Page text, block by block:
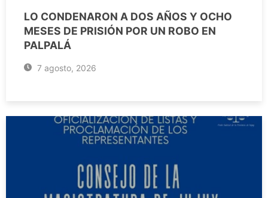
LO CONDENARON A DOS AÑOS Y OCHO
MESES DE PRISIÓN POR UN ROBO EN
PALPALÁ
7 agosto, 2026